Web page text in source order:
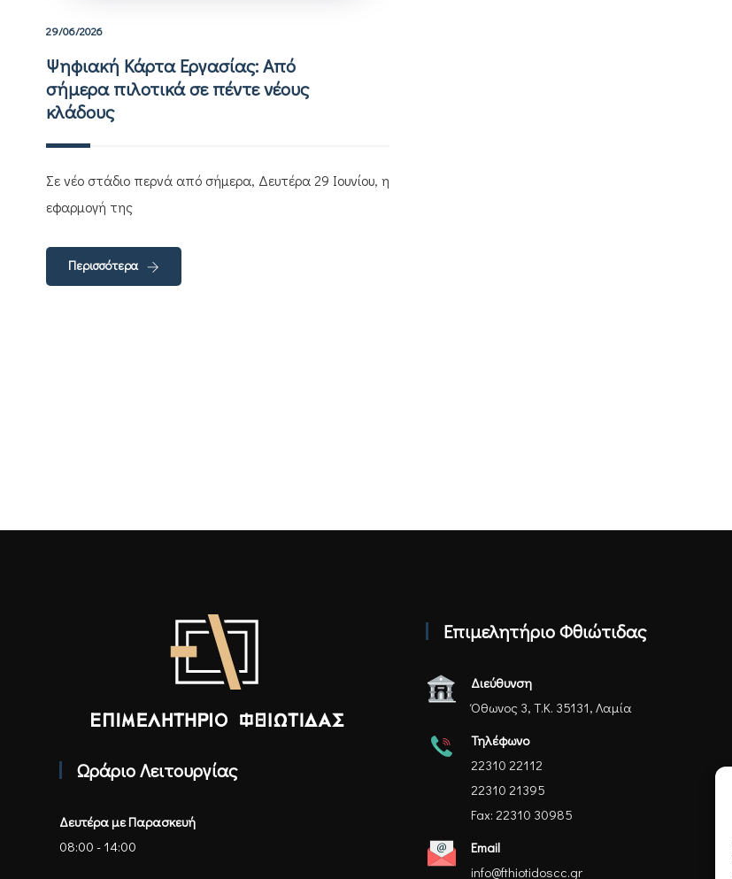
29/06/2026
Ψηφιακή Κάρτα Εργασίας: Από
σήμερα πιλοτικά σε πέντε νέους
κλάδους
Σε νέο στάδιο περνά από σήμερα, Δευτέρα 29 Ιουνίου, η
εφαρμογή της
Περισσότερα
Ωράριο Λειτουργίας
Δευτέρα με Παρασκευή
08:00 - 14:00
Επιμελητήριο Φθιώτιδας
Διεύθυνση
Όθωνος 3, Τ.Κ. 35131, Λαμία
Τηλέφωνο
22310 22112
22310 21395
Fax: 22310 30985
Email
info@fthiotidoscc.gr